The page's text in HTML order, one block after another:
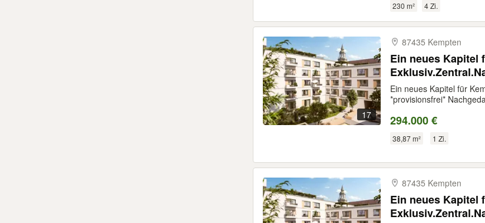
230 m² 4 Zi.
17
87435 Kempten
Ein neues Kapitel
Ein neues Kapitel für
*provisionsfrei*
294.000 €
38,87 m² 1 Zi.
87435 Kempten
Ein neues Kapitel